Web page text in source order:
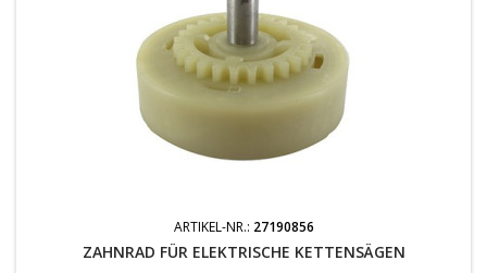
ARTIKEL-NR.: 27190856
ZAHNRAD FÜR ELEKTRISCHE KETTENSÄGEN